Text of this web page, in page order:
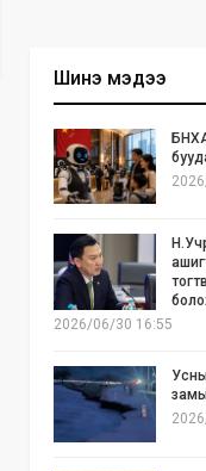
Шинэ мэдээ
2026/06/30 16:55